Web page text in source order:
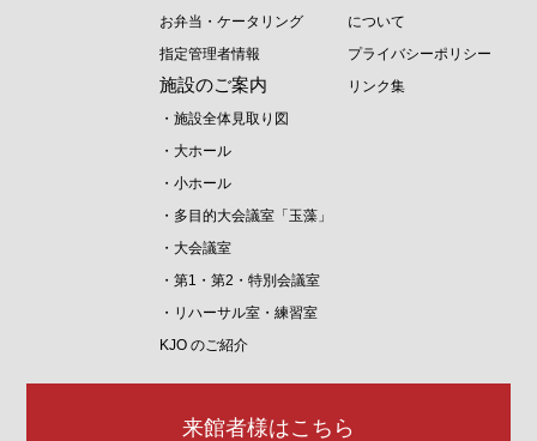
お弁当・ケータリング
指定管理者情報
施設のご案内
・施設全体見取り図
・大ホール
・小ホール
・多目的大会議室「玉藻」
・大会議室
・第1・第2・特別会議室
・リハーサル室・練習室
KJO のご紹介
について
プライバシーポリシー
リンク集
来館者様はこちら